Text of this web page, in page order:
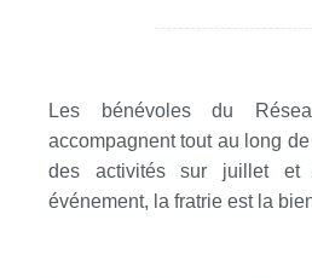
Les bénévoles du
accompagnent tout au long
des activités sur juillet et
événement, la fratrie est la